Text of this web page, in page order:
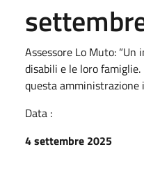
Assessore Lo Muto:
disabili e le loro
questa amministrazione
Data :
4 settembre 2025